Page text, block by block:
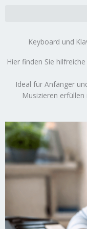
Keyboard und
Hier finden Sie
Ideal für Anfänger
Musizieren